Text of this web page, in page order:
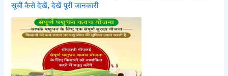
सूची कैसे देखें, देखें पूरी जानकारी